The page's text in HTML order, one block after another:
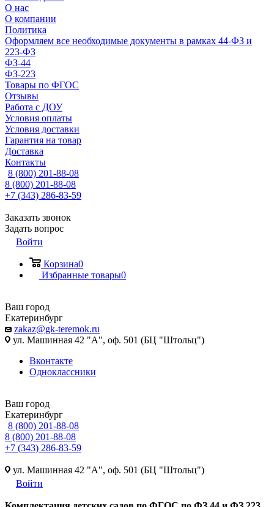
О нас
О компании
Политика
Оформляем все необходимые документы в рамках 44-ФЗ и
223-ФЗ
ФЗ-44
ФЗ-223
Товары по ФГОС
Отзывы
Работа с ДОУ
Условия оплаты
Условия доставки
Гарантия на товар
Доставка
Контакты
8 (800) 201-88-08
8 (800) 201-88-08
+7 (343) 286-83-59
Заказать звонок
Задать вопрос
Войти
Корзина0
Избранные товары0
Ваш город
Екатеринбург
zakaz@gk-teremok.ru
ул. Машинная 42 "А", оф. 501 (БЦ "Штольц")
Вконтакте
Одноклассники
Ваш город
Екатеринбург
8 (800) 201-88-08
8 (800) 201-88-08
+7 (343) 286-83-59
ул. Машинная 42 "А", оф. 501 (БЦ "Штольц")
Войти